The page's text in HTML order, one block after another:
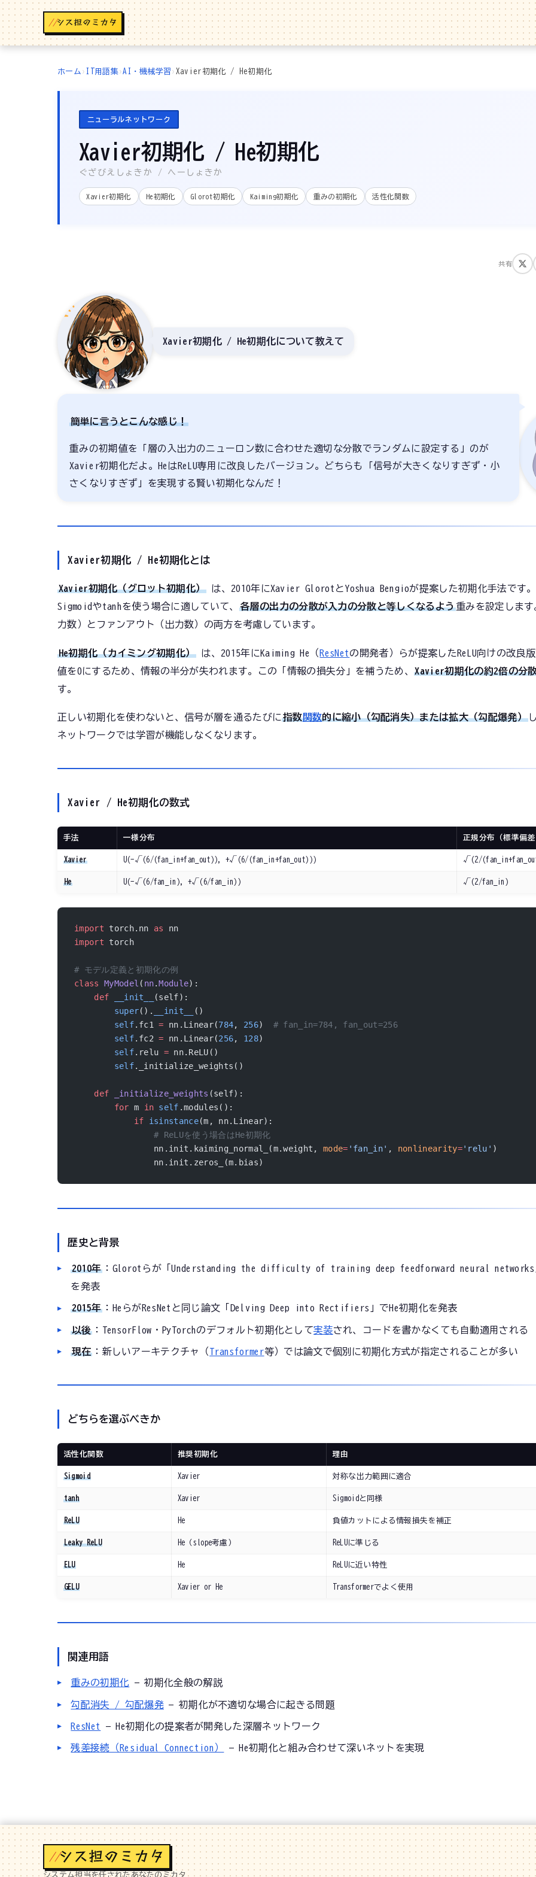
//
ホーム › IT用語集›AI・機械学習 › Xavier初期化 / He初期化
ニューラルネットワーク
Xavier初期化 / He初期化
ぐざびえしょきか / へーしょきか
Xavier初期化 He初期化 Glorot初期化 Kaiming初期化 重みの初期化 活性化関数
共有
Xavier初期化 / He初期化について教えて
簡単に言うとこんな感じ！
重みの初期値を「層の入出力のニューロン数に合わせた適切な分散でランダムに設定する」のが
Xavier初期化だよ。HeはReLU専用に改良したバージョン。どちらも「信号が大きくなりすぎず・小
さくなりすぎず」を実現する賢い初期化なんだ！
Xavier初期化 / He初期化とは
Xavier初期化（グロット初期化）は、2010年にXavier GlorotとYoshua Bengioが提案した初期化手法です。
Sigmoidやtanhを使う場合に適していて、 各層の出力の分散が入力の分散と等しくなるよう重みを設定しま
力数）とファンアウト（出力数）の両方を考慮しています。
He初期化（カイミング初期化） は、2015年にKaiming He（ResNetの開発者）らが提案したReLU向けの改良
値を0にするため、情報の半分が失われます。この「情報の損失分」を補うため、 Xavier初期化の約2倍の分
す。
正しい初期化を使わないと、信号が層を通るたびに指数関数的に縮小（勾配消失）または拡大（勾配爆発）
ネットワークでは学習が機能しなくなります。
Xavier / He初期化の数式
手法 一様分布 正規分布（標準偏差
Xavier U(-√(6/(fan_in+fan_out)), +√(6/(fan_in+fan_out))) √(2/
He U(-√(6/fan_in), +√(6/fan_in)) √(2/fan_in)
import torch.nn as
nn
import torch
# モデル定義と初期化の例
class
MyModel ( nn.Module):
    def
__init__
(self):
        super
(). __init__
()
        self
.fc1 = nn.Linear(784, 256) # fan_in=784, fan_out=256
        self
.fc2 = nn.Linear(256, 128)
        self
.relu = nn.ReLU()
        self
._initialize_weights()
    def
_initialize_weights (self):
        for
m in self .modules():
            if
isinstance(m, nn.Linear):
                # ReLUを使う場合はHe初期化
                nn.init.kaiming_normal_(m.weight,
mode= 'fan_in' , nonlinearity='relu' )
                nn.init.zeros_(m.bias)
歴史と背景
2010年 ：Glorotらが「Understanding the difficulty of training deep feedforward neural networks
を発表
2015年 ：HeらがResNetと同じ論文「Delving Deep into Rectifiers」でHe初期化を発表
以後 ：TensorFlow・PyTorchのデフォルト初期化として実装され、コードを書かなくても自動適用される
現在 ：新しいアーキテクチャ（ Transformer等）では論文で個別に初期化方式が指定されることが多い
どちらを選ぶべきか
活性化関数 推奨初期化 理由
Sigmoid Xavier 対称な出力範囲に適合
tanh Xavier Sigmoidと同様
ReLU He 負値カットによる情報損失を補正
Leaky ReLU He（slope考慮） ReLUに準じる
ELU He ReLUに近い特性
GELU Xavier or He Transformerでよく使用
関連用語
重みの初期化 — 初期化全般の解説
勾配消失 / 勾配爆発— 初期化が不適切な場合に起きる問題
ResNet — He初期化の提案者が開発した深層ネットワーク
残差接続（Residual Connection） — He初期化と組み合わせて深いネットを実現
//
システム担当を任されたあなたのミカタ